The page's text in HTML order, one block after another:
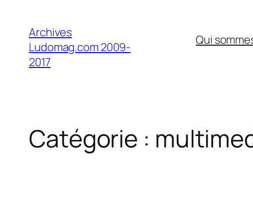
contenu
Archives
Ludomag.com 2009-
2017
Qui
Catégorie :